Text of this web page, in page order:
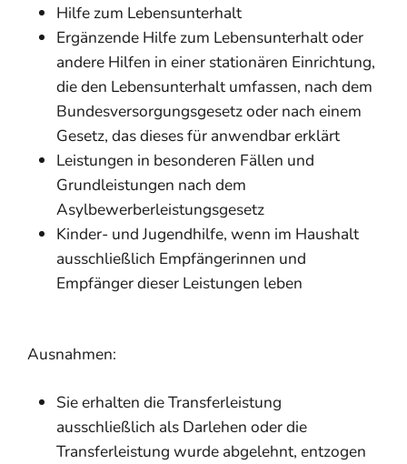
Hilfe zum Lebensunterhalt
Ergänzende Hilfe zum Lebensunterhalt oder
andere Hilfen in einer stationären Einrichtung,
die den Lebensunterhalt umfassen, nach dem
Bundesversorgungsgesetz oder nach einem
Gesetz, das dieses für anwendbar erklärt
Leistungen in besonderen Fällen und
Grundleistungen nach dem
Asylbewerberleistungsgesetz
Kinder- und Jugendhilfe, wenn im Haushalt
ausschließlich Empfängerinnen und
Empfänger dieser Leistungen leben
Ausnahmen:
Sie erhalten die Transferleistung
ausschließlich als Darlehen oder die
Transferleistung wurde abgelehnt, entzogen